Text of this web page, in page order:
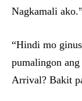
Nagkamali ako.”
“Hindi mo
pumalingon
Arrival? Bakit